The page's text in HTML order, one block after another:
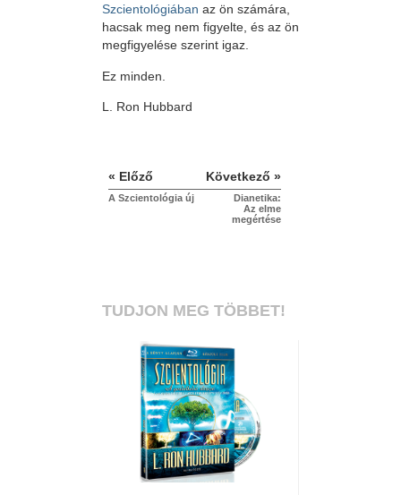
Szcientológiában az ön számára,
hacsak meg nem figyelte, és az ön
megfigyelése szerint igaz.
Ez minden.
L. Ron Hubbard
« Előző
A Szcientológia új
Következő »
Dianetika:
Az elme
megértése
TUDJON MEG TÖBBET!